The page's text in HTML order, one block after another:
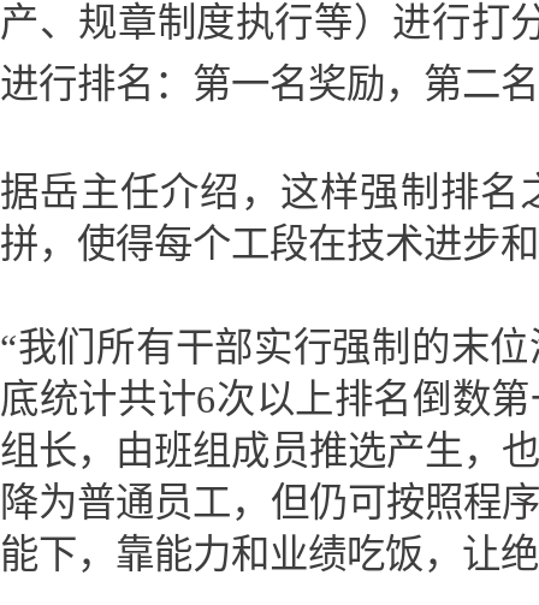
产、规章制度执行等）进行打
进行排名：第一名奖励，第二
据岳主任介绍，这样强制排
拼，使得每个工段在技术进步
“我们所有干部实行强制的末
底统计共计6次以上排名倒数
组长，由班组成员推选产生，
降为普通员工，但仍可按照
能下，靠能力和业绩吃饭，让